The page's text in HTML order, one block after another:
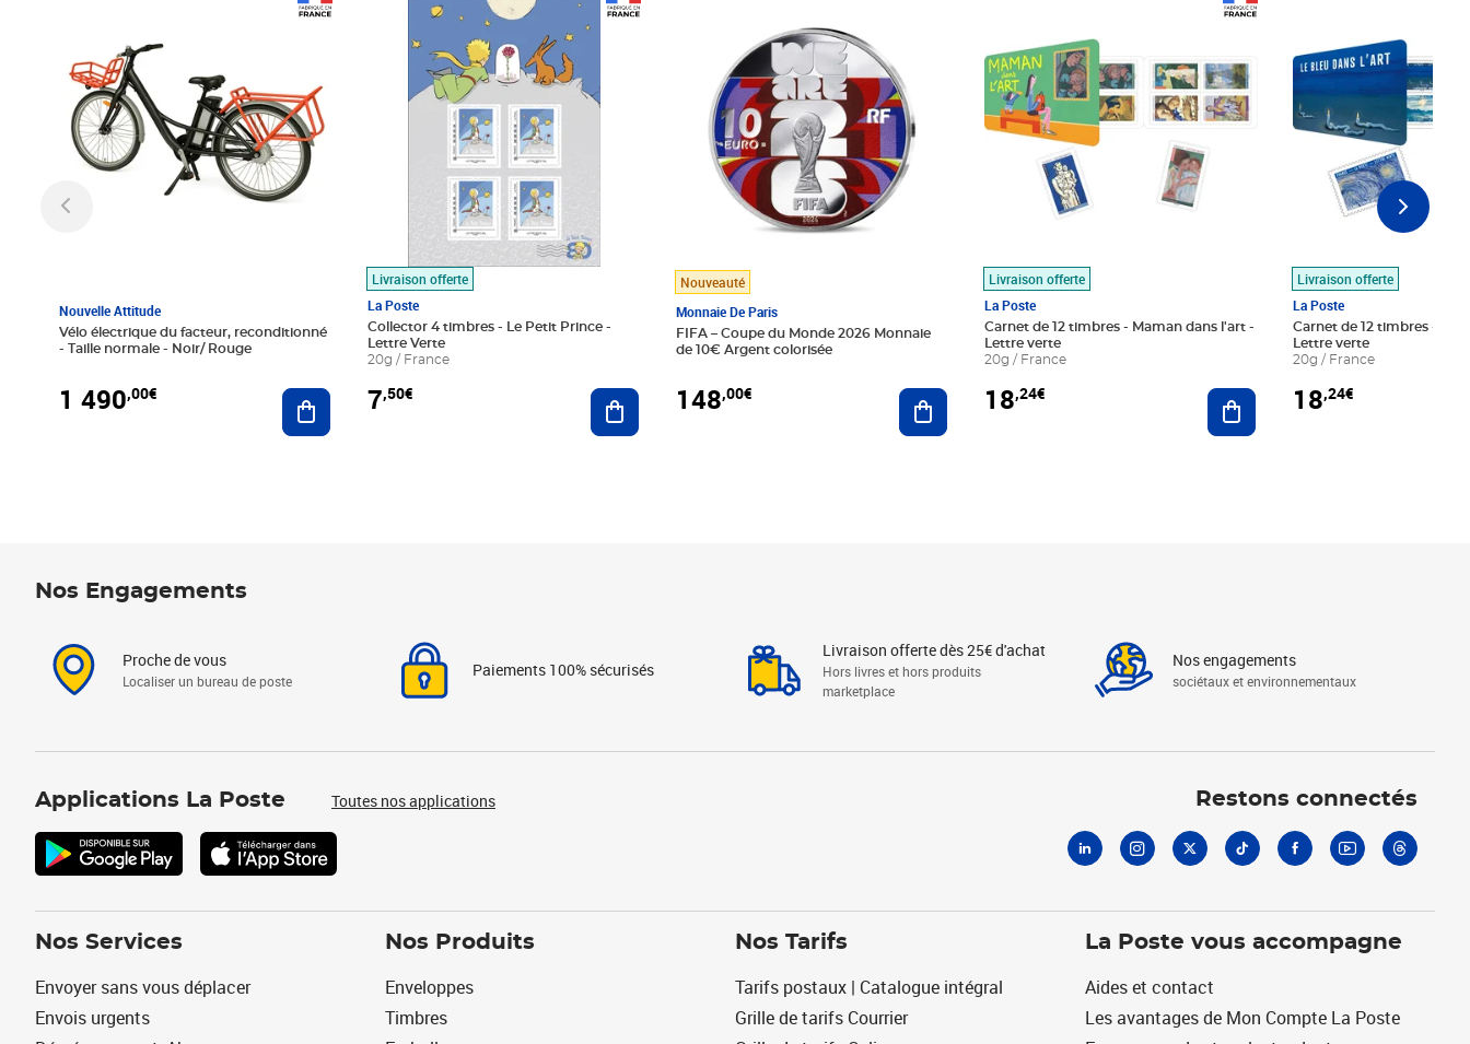
Nouvelle Attitude
Vélo électrique du facteur, reconditionné
- Taille normale - Noir/ Rouge
1 490,00€ Ajouter au panier
Livraison offerte
La Poste
Collector 4 timbres - Le Petit Prince -
Lettre Verte
20g / France
7,50€
Prix 7,50€
Ajouter au panier
Nouveauté
Monnaie De Paris
FIFA – Coupe du Monde 2026 Monnaie
de 10€ Argent colorisée
148,00€ Ajouter au panier
Livraison offerte
La Poste
Carnet de 12 timbres - Maman dans l'art -
Lettre verte
20g / France
18,24€ Ajouter au panier
Livraison offerte
La Poste
Carnet de 12 timbres - Le
Lettre verte
20g / France
18,24€
Nos Engagements
Proche de vous
Localiser un bureau de poste
Paiements 100% sécurisés
Livraison offerte dès 25€ d'achat
Hors livres et hors produits
marketplace
Nos engagements
sociétaux et environnementaux
Applications La Poste Toutes nos applications Restons connectés
Nos Services
Envoyer sans vous déplacer
Envois urgents
Nos Produits
Enveloppes
Timbres
Nos Tarifs
Tarifs postaux | Catalogue intégral
Grille de tarifs Courrier
La Poste vous accompagne
Aides et contact
Les avantages de Mon Compte La Poste